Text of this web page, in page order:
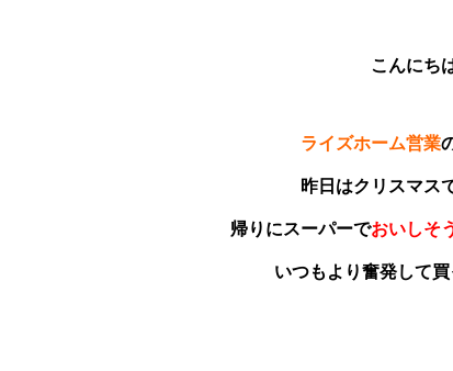
こんにち
ライズホーム営業
昨日はクリスマス
帰りにスーパーでおいしそ
いつもより奮発して買